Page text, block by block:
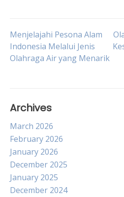
Post
navigation
Menjelajahi Pesona Alam
Indonesia Melalui Jenis
Olahraga Air yang Menarik
Archives
March 2026
February 2026
January 2026
December 2025
January 2025
December 2024